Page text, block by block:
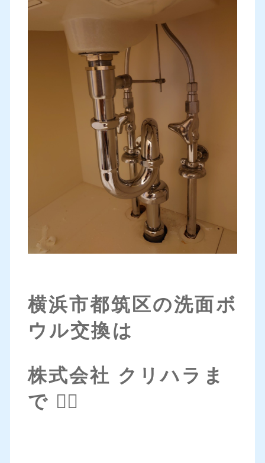
横浜市都筑区の洗面ボ
ウル交換は
株式会社 クリハラま
で 💁‍♀️